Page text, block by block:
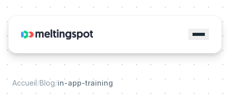
Accueil/Blog/in-app-training